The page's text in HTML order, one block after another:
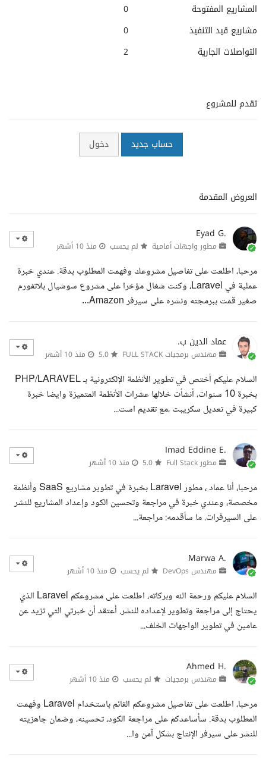
المشاريع المفتوحة
0
مشاريع قيد التنفيذ
0
التواصلات الجارية
2
تقدم للمشروع
حساب جديد دخول
العروض المقدمة
Eyad G.
مطور واجهات أمامية لم يحسب منذ 10 أشهر
مرحبا، اطلعت على تفاصيل مشروعك وفهمت المطلوب بدقة. عندي خبرة
عملية في Laravel، وكنت شغال مؤخرا على مشروع سوشيال بلاتفورم
صغير قمت ببرمجته ونشره على سيرفر Amazon...
عماد الدين ب.
مهندس برمجيات FULL STACK منذ 10 أشهر
السلام عليكم أختص في تطوير الأنظمة الإلكترونية بـ PHP/LARAVEL
بخبرة 10 سنوات، أنشأت خلالها عشرات الأنظمة المتميزة وايضا خبرة
كبيرة في تعديل سكريبت ،مع تقديم است...
Imad Eddine E.
مطور Full Stack منذ 10 أشهر
مرحبا، أنا عماد ، مطور Laravel بخبرة في تطوير مشاريع SaaS وأنظمة
مخصصة، وعندي خبرة في مراجعة وتحسين الكود وإعداد المشاريع للنشر
على السيرفرات. ما سأقدمه: مراجعة...
Marwa A.
مهندس DevOps لم يحسب منذ 10 أشهر
السلام عليكم ورحمة الله وبركاته، اطلعت على مشروعكم Laravel الذي
يحتاج إلى مراجعة وتطوير لإعداده للنشر. أعتقد أن خبرتي التي تزيد عن
عامين في تطوير الواجهات الخلف...
Ahmed H.
مهندس برمجيات لم يحسب منذ 10 أشهر
مرحبا، اطلعت على تفاصيل مشروعكم القائم باستخدام Laravel وفهمت
المطلوب بدقة. سأساعدكم على مراجعة الكود، تحسينه، وضمان جاهزيته
للنشر على سيرفر الإنتاج بشكل آمن وا...